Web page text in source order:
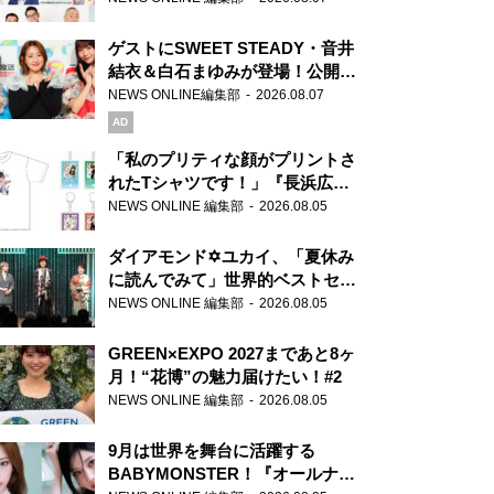
ゲストにSWEET STEADY・音井
結衣＆白石まゆみが登場！公開収
録で素顔全開！
NEWS ONLINE編集部 2026.08.07
AD
「私のプリティな顔がプリントさ
れたTシャツです！」『長浜広奈
天下無双』初の番組グッズ発売
NEWS ONLINE 編集部 2026.08.05
ダイアモンド✡ユカイ、「夏休み
に読んでみて」世界的ベストセラ
ー『アナスタシア』を紹介
NEWS ONLINE 編集部 2026.08.05
GREEN×EXPO 2027まであと8ヶ
月！“花博”の魅力届けたい！#2
NEWS ONLINE 編集部 2026.08.05
9月は世界を舞台に活躍する
BABYMONSTER！『オールナイ